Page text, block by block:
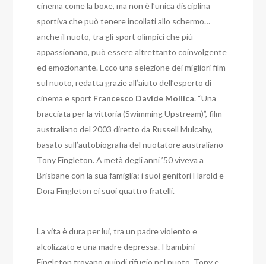
cinema come la boxe, ma non è l’unica disciplina
sportiva che può tenere incollati allo schermo…
anche il nuoto, tra gli sport olimpici che più
appassionano, può essere altrettanto coinvolgente
ed emozionante. Ecco una selezione dei migliori film
sul nuoto, redatta grazie all’aiuto dell’esperto di
cinema e sport Francesco Davide Mollica. “Una
bracciata per la vittoria (Swimming Upstream)”, film
australiano del 2003 diretto da Russell Mulcahy,
basato sull’autobiografia del nuotatore australiano
Tony Fingleton. A metà degli anni ’50 viveva a
Brisbane con la sua famiglia: i suoi genitori Harold e
Dora Fingleton ei suoi quattro fratelli.
La vita è dura per lui, tra un padre violento e
alcolizzato e una madre depressa. I bambini
Fingleton trovano quindi rifugio nel nuoto. Tony e